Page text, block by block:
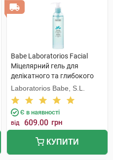
Babe Laboratorios Facial
Міцелярний гель для
делікатного та глибокого
очищення 240 мл 1 флакон
Laboratorios Babe, S.L.
Є в наявності
від 609.00 грн
КУПИТИ